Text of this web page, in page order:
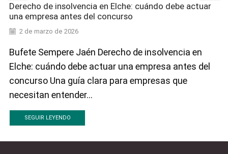
Derecho de insolvencia en Elche: cuándo debe actuar
una empresa antes del concurso
2 de marzo de 2026
Bufete Sempere Jaén Derecho de insolvencia en
Elche: cuándo debe actuar una empresa antes del
concurso Una guía clara para empresas que
necesitan entender...
SEGUIR LEYENDO